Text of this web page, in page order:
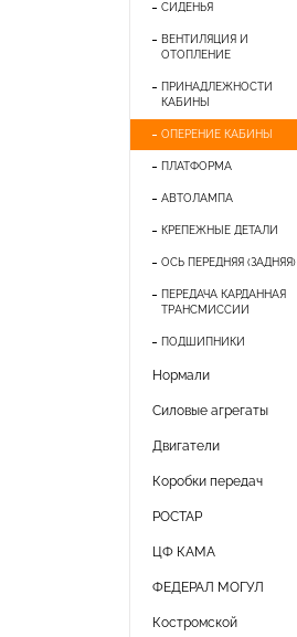
СИДЕНЬЯ
ВЕНТИЛЯЦИЯ И
ОТОПЛЕНИЕ
ПРИНАДЛЕЖНОСТИ
КАБИНЫ
ОПЕРЕНИЕ КАБИНЫ
ПЛАТФОРМА
АВТОЛАМПА
КРЕПЕЖНЫЕ ДЕТАЛИ
ОСЬ ПЕРЕДНЯЯ (ЗАДНЯЯ)
ПЕРЕДАЧА КАРДАННАЯ
ТРАНСМИССИИ
ПОДШИПНИКИ
Нормали
Силовые агрегаты
Двигатели
Коробки передач
РОСТАР
ЦФ КАМА
ФЕДЕРАЛ МОГУЛ
Костромской